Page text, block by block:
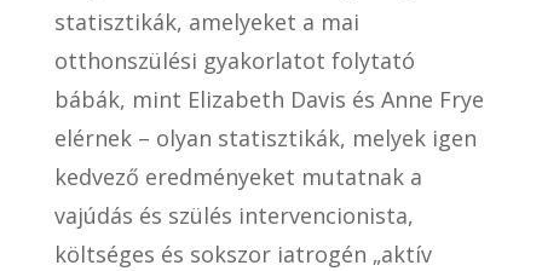
statisztikák, amelyeket a mai
otthonszülési gyakorlatot folytató
bábák, mint Elizabeth Davis és Anne Frye
elérnek – olyan statisztikák, melyek igen
kedvező eredményeket mutatnak a
vajúdás és szülés intervencionista,
költséges és sokszor iatrogén „aktív